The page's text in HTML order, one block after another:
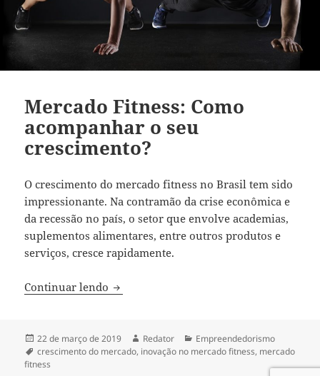
Mercado Fitness: Como
acompanhar o seu
crescimento?
O crescimento do mercado fitness no Brasil tem sido
impressionante. Na contramão da crise econômica e
da recessão no país, o setor que envolve academias,
suplementos alimentares, entre outros produtos e
serviços, cresce rapidamente.
Continuar lendo Mercado Fitness: Como acompanhar o
Publicado
em
22 de março de 2019 Autor
Redator Categorias
Empreendedorismo
Tags
crescimento do mercado, inovação no mercado fitness, mercado
fitness